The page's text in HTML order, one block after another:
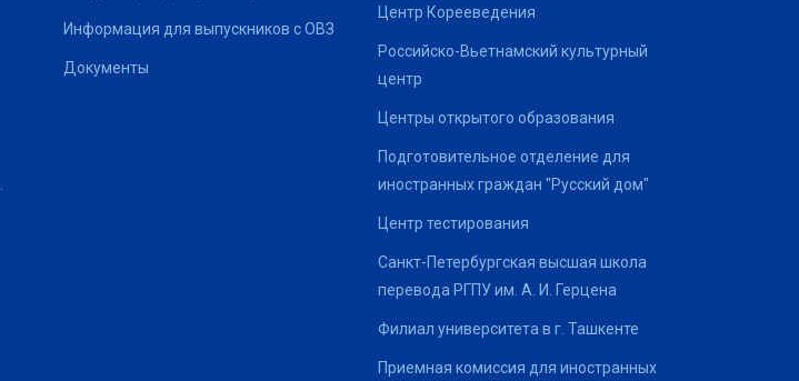
Информация для выпускников с ОВЗ
Документы
Центр Корееведения
Российско-Вьетнамский культурный
центр
Центры открытого образования
Подготовительное отделение для
иностранных граждан "Русский дом"
Центр тестирования
Санкт-Петербургская высшая школа
перевода РГПУ им. А. И. Герцена
Филиал университета в г. Ташкенте
Приемная комиссия для иностранных